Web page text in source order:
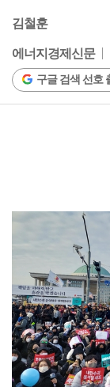
김철훈
에너지경제신문
구글 검색 선호